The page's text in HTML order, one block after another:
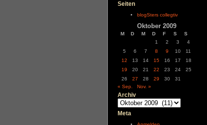
Seiten
blogSters collegtiv
Oktober 2009
M D M D F S
S
1
2 3
4
5
6 7 8 9 10
11
12
13 14 15 16 17
18
19
20 21 22 23 24
25
26
27 28 29 30
31
« Sep.
Nov. »
Archiv
Archiv
Meta